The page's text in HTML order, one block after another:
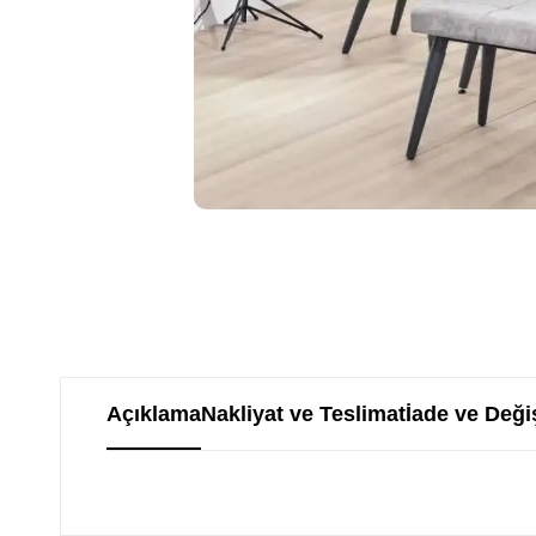
AçıklamaNakliyat ve Teslimatİade ve